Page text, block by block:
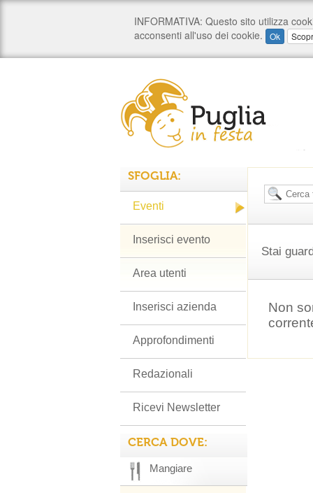
Stai
Non
SFOGLIA:
Eventi
Inserisci evento
Area utenti
Inserisci azienda
Approfondimenti
Redazionali
Ricevi Newsletter
CERCA DOVE:
Mangiare